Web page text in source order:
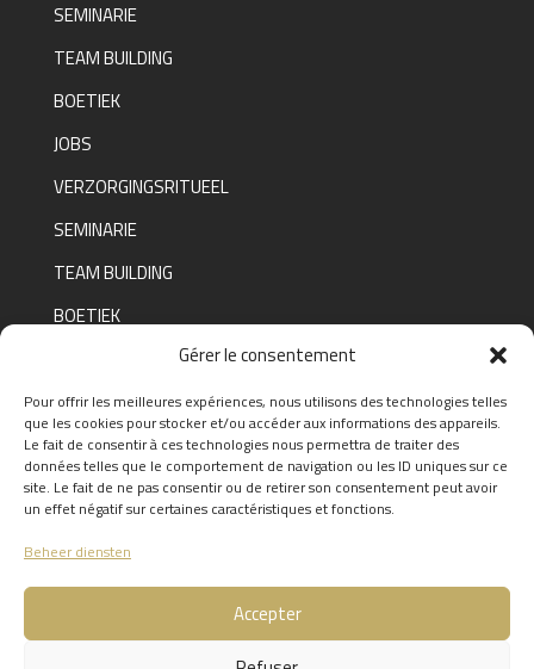
Gérer le consentement
Pour offrir les meilleures expériences, nous utilisons des technologies telles
que les cookies pour stocker et/ou accéder aux informations des appareils.
Le fait de consentir à ces technologies nous permettra de traiter des
données telles que le comportement de navigation ou les ID uniques sur ce
site. Le fait de ne pas consentir ou de retirer son consentement peut avoir
un effet négatif sur certaines caractéristiques et fonctions.
Beheer diensten
Accepter
SEMINARIE
TEAM BUILDING
BOETIEK
JOBS
VERZORGINGSRITUEEL
SEMINARIE
TEAM BUILDING
BOETIEK
FAQ
FIND THE ANSWERS TO YOUR
QUESTIONS BY CLICKING HERE